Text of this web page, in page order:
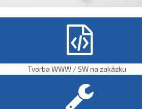
Tvorba WWW / SW na zakázku